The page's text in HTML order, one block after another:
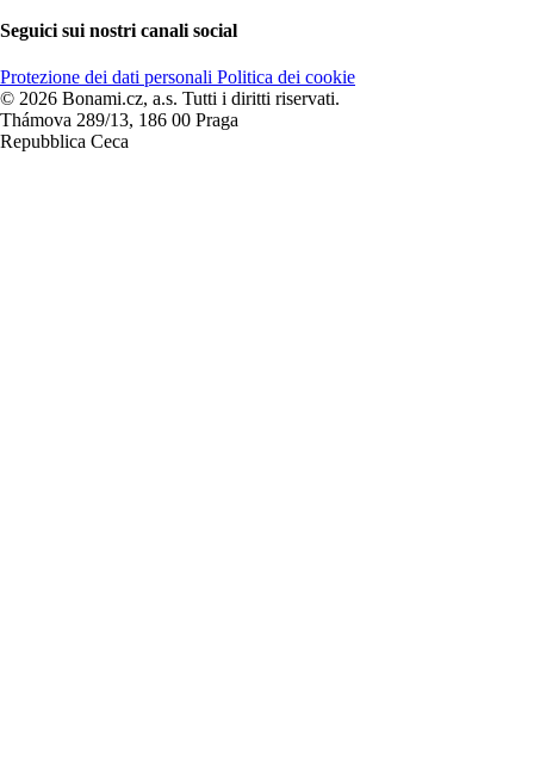
Seguici sui nostri canali social
Protezione dei dati personali Politica dei cookie
© 2026 Bonami.cz, a.s. Tutti i diritti riservati.
Thámova 289/13, 186 00 Praga
Repubblica Ceca